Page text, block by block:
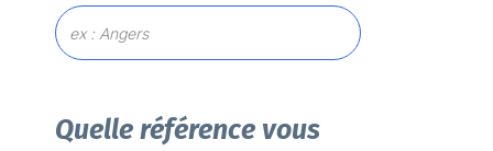
Quelle référence vous